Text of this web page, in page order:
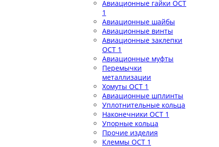
Авиационные гайки ОСТ
1
Авиационные шайбы
Авиационные винты
Авиационные заклепки
ОСТ 1
Авиационные муфты
Перемычки
металлизации
Хомуты ОСТ 1
Авиационные шплинты
Уплотнительные кольца
Наконечники ОСТ 1
Упорные кольца
Прочие изделия
Клеммы ОСТ 1